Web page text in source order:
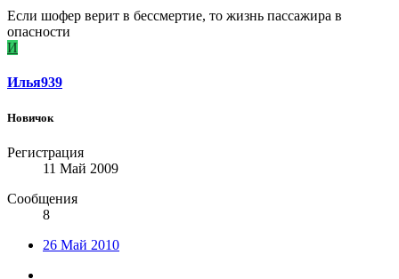
Если шофер верит в бессмертие, то жизнь пассажира в
опасности
И
Илья939
Новичок
Регистрация
11 Май 2009
Сообщения
8
26 Май 2010